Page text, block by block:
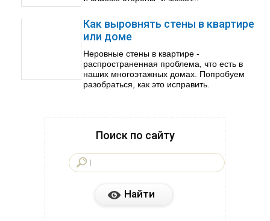
Как выровнять стены в квартире
или доме
Неровные стены в квартире -
распространенная проблема, что есть в
наших многоэтажных домах. Попробуем
разобраться, как это исправить.
Поиск по сайту